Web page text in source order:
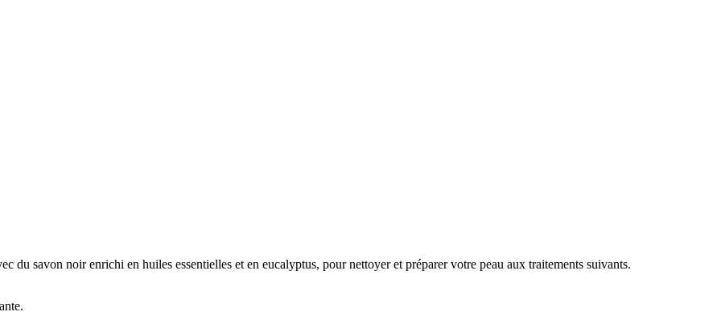
du savon noir enrichi en huiles essentielles et en eucalyptus, pour nettoyer et préparer votre peau aux traitements suivants.